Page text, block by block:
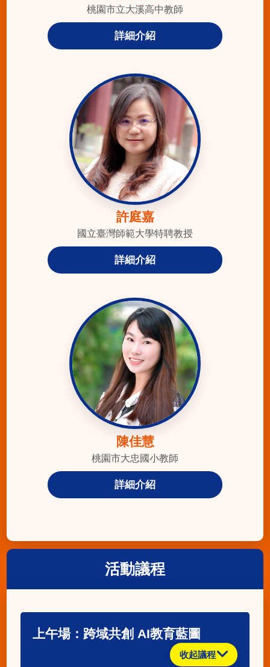
桃園市立大溪高中教師
詳細介紹
許庭嘉
國立臺灣師範大學特聘教授
詳細介紹
陳佳慧
桃園市大忠國小教師
詳細介紹
活動議程
上午場：跨域共創 AI教育藍圖
收起議程